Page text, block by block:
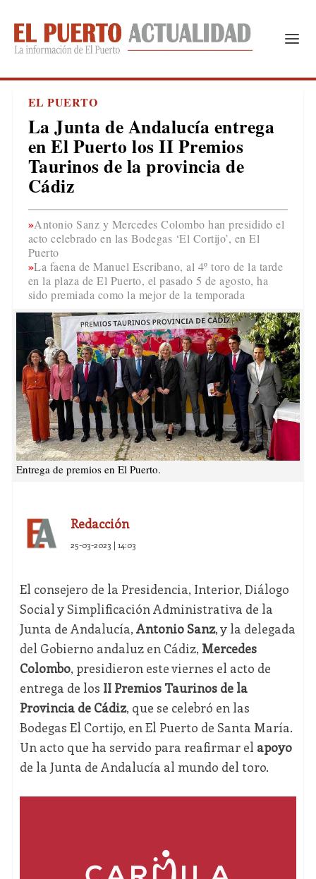
EL PUERTO
La Junta de Andalucía entrega
en El Puerto los II Premios
Taurinos de la provincia de
Cádiz
Antonio Sanz y Mercedes Colombo han presidido el
acto celebrado en las Bodegas ‘El Cortijo’, en El
Puerto
La faena de Manuel Escribano, al 4º toro de la tarde
en la plaza de El Puerto, el pasado 5 de agosto, ha
sido premiada como la mejor de la temporada
Entrega de premios en El Puerto.
Redacción
25-03-2023 | 14:03
El consejero de la Presidencia, Interior, Diálogo
Social y Simplificación Administrativa de la
Junta de Andalucía, Antonio Sanz, y la delegada
del Gobierno andaluz en Cádiz, Mercedes
Colombo, presidieron este viernes el acto de
entrega de los II Premios Taurinos de la
Provincia de Cádiz, que se celebró en las
Bodegas El Cortijo, en El Puerto de Santa María.
Un acto que ha servido para reafirmar el apoyo
de la Junta de Andalucía al mundo del toro.